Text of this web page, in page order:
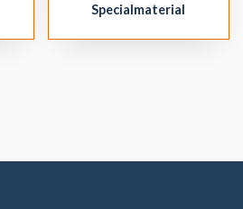
Specialmaterial